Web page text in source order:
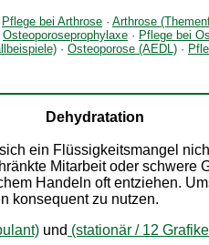
Pflege bei Arthrose · Arthrose
Osteoporoseprophylaxe · Pflege bei
· Osteoporose (AEDL) ·
Dehydratation
ein Flüssigkeitsmangel
Mitarbeit oder schwere
Handeln oft entziehen.
konsequent zu nutzen.
und (stationär / 12